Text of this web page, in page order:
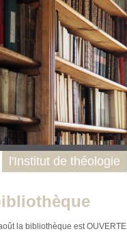
la bibliothèque est OUVERTE
l'Institut de théologie